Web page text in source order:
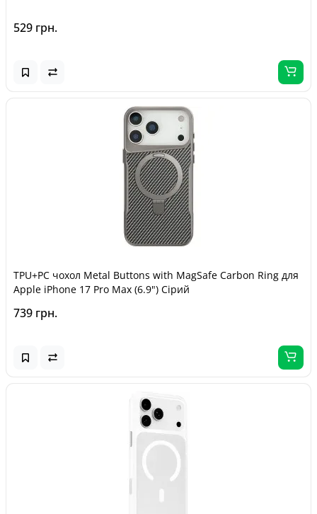
529 грн.
TPU+PC чохол Metal Buttons with MagSafe Carbon Ring для
Apple iPhone 17 Pro Max (6.9") Сірий
739 грн.